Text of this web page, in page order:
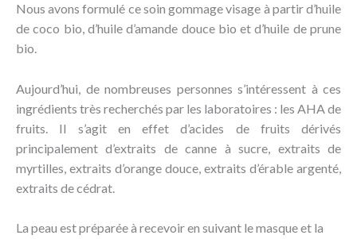
Nous avons formulé ce soin gommage visage à partir d’huile
de coco bio, d’huile d’amande douce bio et d’huile de prune
bio.
Aujourd’hui, de nombreuses personnes s’intéressent à ces
ingrédients très recherchés par les laboratoires : les AHA de
fruits. Il s’agit en effet d’acides de fruits dérivés
principalement d’extraits de canne à sucre, extraits de
myrtilles, extraits d’orange douce, extraits d’érable argenté,
extraits de cédrat.
La peau est préparée à recevoir en suivant le masque et la